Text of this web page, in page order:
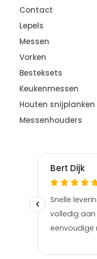
Contact
Lepels
Messen
Vorken
Besteksets
Keukenmessen
Houten snijplanken
Messenhouders